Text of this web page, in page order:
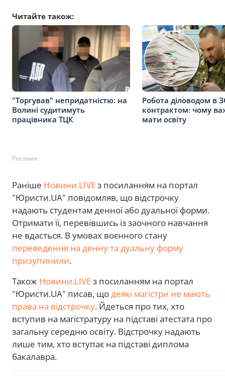
Читайте також:
"Торгував" непридатністю: на
Волині судитимуть
працівника ТЦК
Робота діловодом в
контрактом: чому
мати освіту
Реклама
Раніше Новини.LIVEз посиланням на портал
"Юристи.UA" повідомляв, що відстрочку
надають студентам денної або дуальної форми.
Отримати її, перевівшись із заочного навчання
не вдасться. В умовах воєнного стану
переведення на денну та дуальну форму
призупинили.
Також Новини.LIVEз посиланням на портал
"Юристи.UA" писав, щодеякі магістри не мають
права на відстрочку. Йдеться про тих, хто
вступив на магістратуру на підставі атестата про
загальну середню освіту. Відстрочку надають
лише тим, хто вступає на підставі диплома
бакалавра.